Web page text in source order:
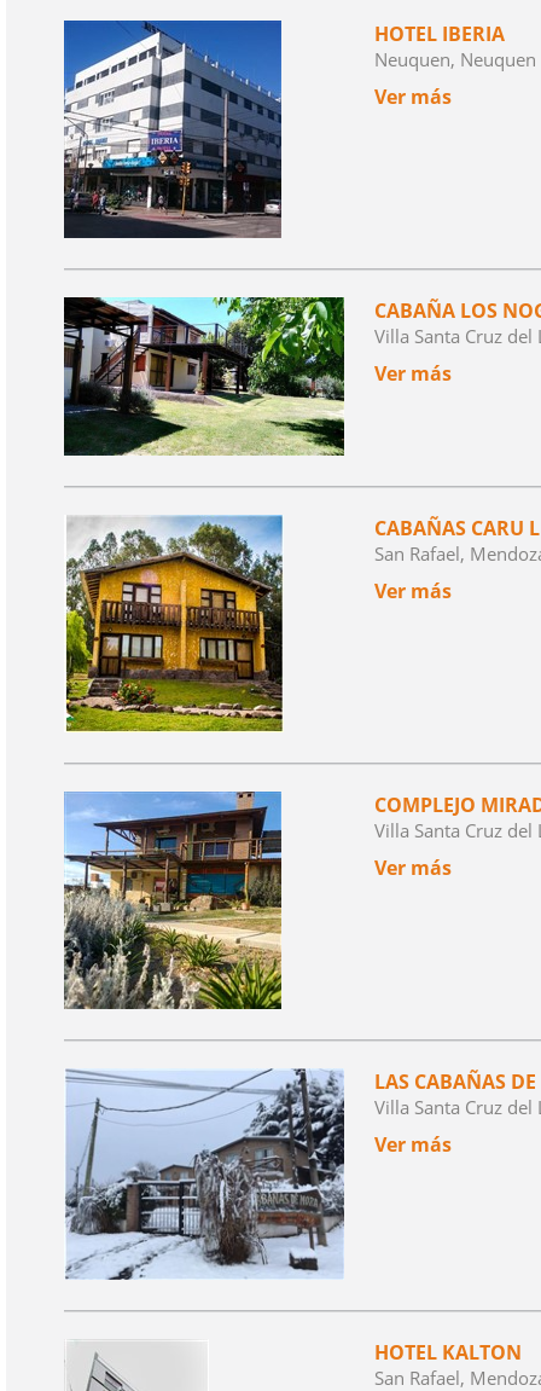
HOTEL IBERIA
Neuquen, Neuquen
Ver más
CABAÑA LOS
Villa Santa Cruz del
Ver más
CABAÑAS CARU
San Rafael,
Ver más
COMPLEJO
Villa Santa Cruz del
Ver más
LAS CABAÑAS
Villa Santa Cruz del
Ver más
HOTEL KALTON
San Rafael,